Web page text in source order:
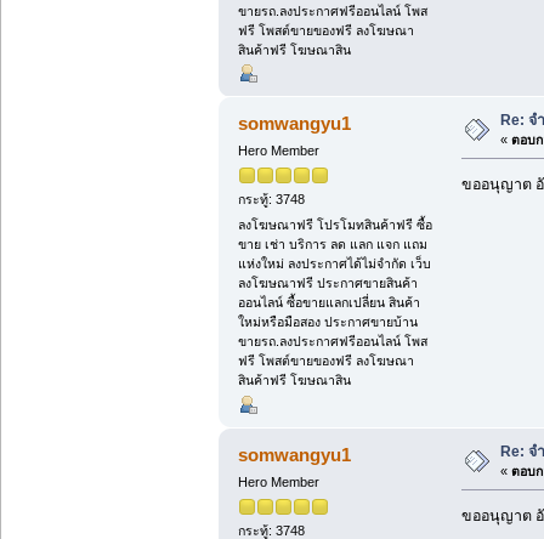
ขายรถ.ลงประกาศฟรีออนไลน์ โพส
ฟรี โพสต์ขายของฟรี ลงโฆษณา
สินค้าฟรี โฆษณาสิน
somwangyu1
Hero Member
กระทู้: 3748
ลงโฆษณาฟรี โปรโมทสินค้าฟรี ซื้อ
ขาย เช่า บริการ ลด แลก แจก แถม
แห่งใหม่ ลงประกาศได้ไม่จำกัด เว็บ
ลงโฆษณาฟรี ประกาศขายสินค้า
ออนไลน์ ซื้อขายแลกเปลี่ยน สินค้า
ใหม่หรือมือสอง ประกาศขายบ้าน
ขายรถ.ลงประกาศฟรีออนไลน์ โพส
ฟรี โพสต์ขายของฟรี ลงโฆษณา
สินค้าฟรี โฆษณาสิน
Re: จ
« ตอบก
ขออนุญาต
somwangyu1
Hero Member
กระทู้: 3748
Re: จ
« ตอบก
ขออนุญาต